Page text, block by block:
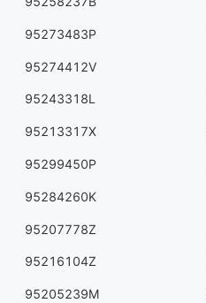
95273483P
95274412V
95243318L
95213317X
95299450P
95284260K
95207778Z
95216104Z
95205239M